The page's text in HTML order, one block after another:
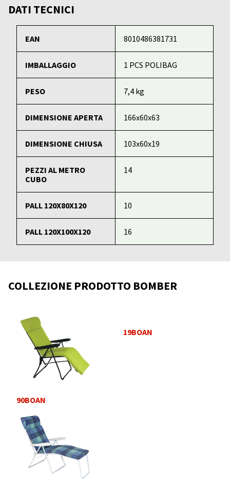
DATI TECNICI
EAN 8010486381731
IMBALLAGGIO 1 PCS POLIBAG
PESO 7,4 kg
DIMENSIONE APERTA 166x60x63
DIMENSIONE CHIUSA 103x60x19
PEZZI AL METRO
CUBO
14
PALL 120X80X120 10
PALL 120X100X120 16
COLLEZIONE PRODOTTO BOMBER
90BOAN
19BOAN